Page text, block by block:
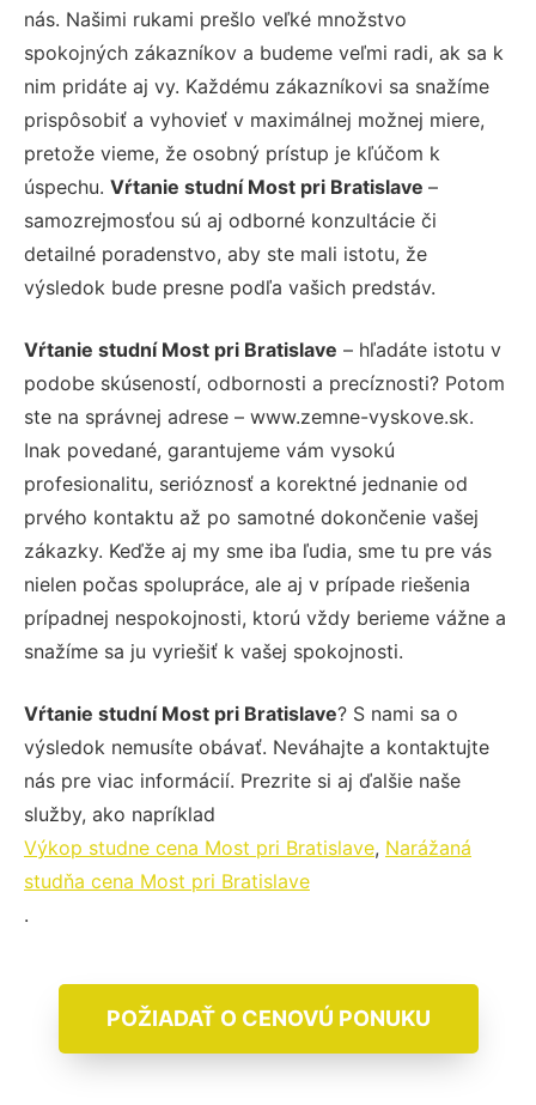
nás. Našimi rukami prešlo veľké množstvo
spokojných zákazníkov a budeme veľmi radi, ak sa k
nim pridáte aj vy. Každému zákazníkovi sa snažíme
prispôsobiť a vyhovieť v maximálnej možnej miere,
pretože vieme, že osobný prístup je kľúčom k
úspechu. Vŕtanie studní Most pri Bratislave –
samozrejmosťou sú aj odborné konzultácie či
detailné poradenstvo, aby ste mali istotu, že
výsledok bude presne podľa vašich predstáv.
Vŕtanie studní Most pri Bratislave – hľadáte istotu v
podobe skúseností, odbornosti a precíznosti? Potom
ste na správnej adrese – www.zemne-vyskove.sk.
Inak povedané, garantujeme vám vysokú
profesionalitu, serióznosť a korektné jednanie od
prvého kontaktu až po samotné dokončenie vašej
zákazky. Keďže aj my sme iba ľudia, sme tu pre vás
nielen počas spolupráce, ale aj v prípade riešenia
prípadnej nespokojnosti, ktorú vždy berieme vážne a
snažíme sa ju vyriešiť k vašej spokojnosti.
Vŕtanie studní Most pri Bratislave? S nami sa o
výsledok nemusíte obávať. Neváhajte a kontaktujte
nás pre viac informácií. Prezrite si aj ďalšie naše
služby, ako napríklad
Výkop studne cena Most pri Bratislave, Narážaná
studňa cena Most pri Bratislave
.
POŽIADAŤ O CENOVÚ PONUKU